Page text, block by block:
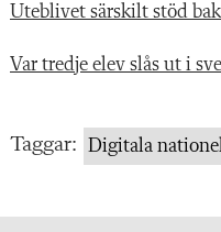
Uteblivet särskilt stöd
Var tredje elev slås ut i
Taggar: Digitala